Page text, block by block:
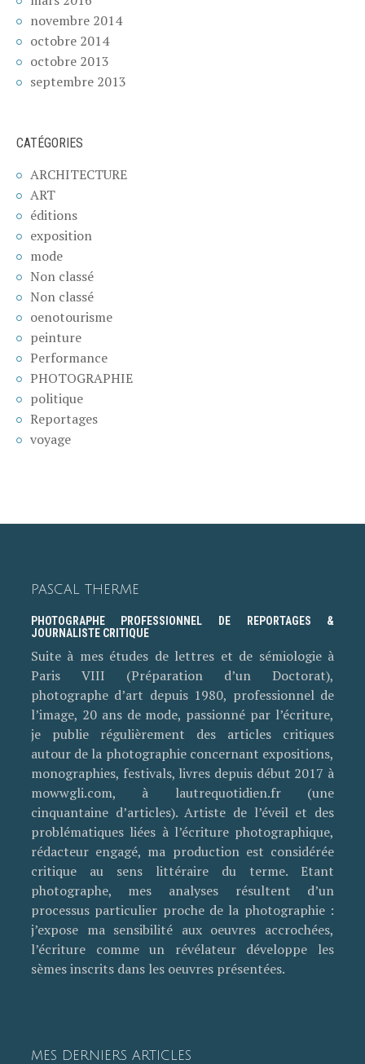
novembre 2014
octobre 2014
octobre 2013
septembre 2013
CATÉGORIES
ARCHITECTURE
ART
éditions
exposition
mode
Non classé
Non classé
oenotourisme
peinture
Performance
PHOTOGRAPHIE
politique
Reportages
voyage
PASCAL THERME
PHOTOGRAPHE PROFESSIONNEL DE REPORTAGES &
JOURNALISTE CRITIQUE
Suite à mes études de lettres et de sémiologie à
Paris VIII (Préparation d’un Doctorat),
photographe d’art depuis 1980, professionnel de
l’image, 20 ans de mode, passionné par l’écriture,
je publie régulièrement des articles critiques
autour de la photographie concernant expositions,
monographies, festivals, livres depuis début 2017 à
mowwgli.com, à lautrequotidien.fr (une
cinquantaine d’articles). Artiste de l’éveil et des
problématiques liées à l’écriture photographique,
rédacteur engagé, ma production est considérée
critique au sens littéraire du terme. Etant
photographe, mes analyses résultent d’un
processus particulier proche de la photographie :
j’expose ma sensibilité aux oeuvres accrochées,
l’écriture comme un révélateur développe les
sèmes inscrits dans les oeuvres présentées.
MES DERNIERS ARTICLES